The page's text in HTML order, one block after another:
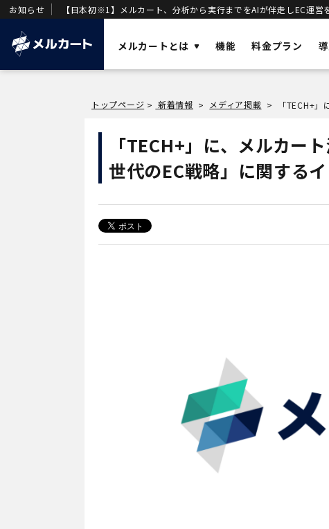
お知らせ 【日本初※1】メルカート、分析から実行までをAIが伴走しEC運
メルカートとは
メルカートとは？
」を基盤に構築された次世代クラウド
OMO
DX
機能 料金プラン
トップページ > 新着情報 > メディア掲載 >
「TECH+」に、メルカー
世代のEC戦略」に関する